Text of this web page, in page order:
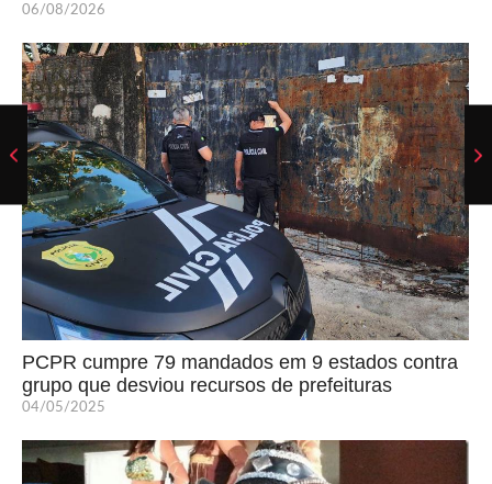
06/08/2026
PCPR cumpre 79 mandados em 9 estados contra
grupo que desviou recursos de prefeituras
04/05/2025